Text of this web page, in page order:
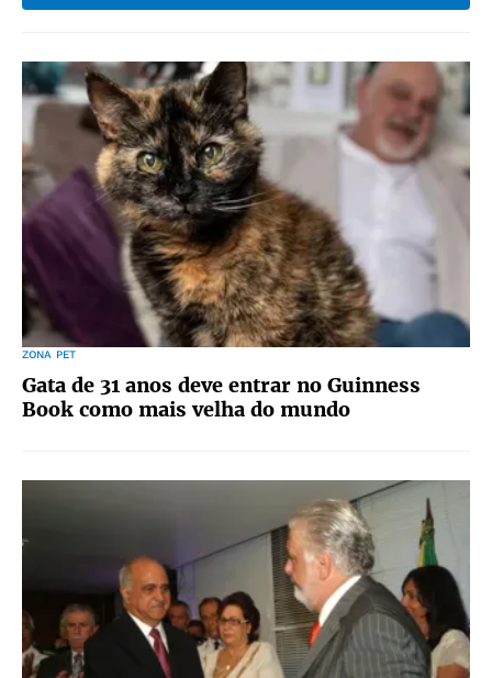
ZONA PET
Gata de 31 anos deve entrar no Guinness
Book como mais velha do mundo